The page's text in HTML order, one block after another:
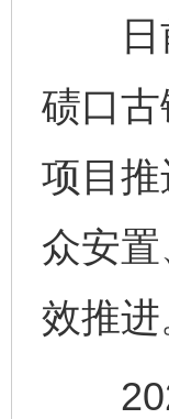
日前
碛口
项目
众安
效推进
2023